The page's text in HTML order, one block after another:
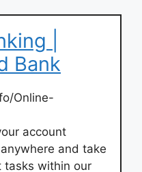
|
Bank
Online-
account
and take
tasks within our